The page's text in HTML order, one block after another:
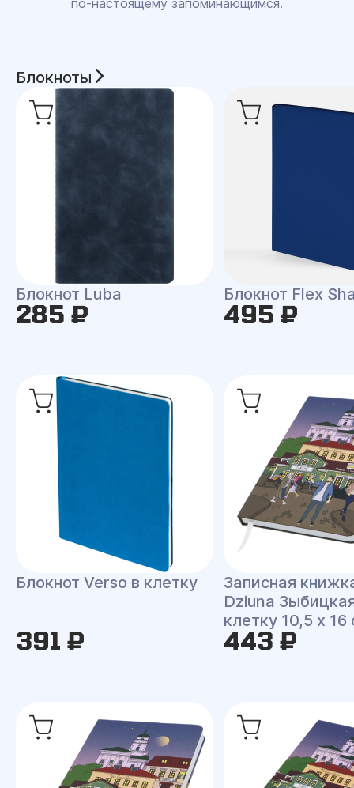
по‑настоящему запоминающимся.
Блокноты
Блокнот Luba
285 ₽
Блокнот Flex
495 ₽
Блокнот Verso в клетку
391 ₽
Записная
Dziuna
клетку 10,5 x 16
443 ₽